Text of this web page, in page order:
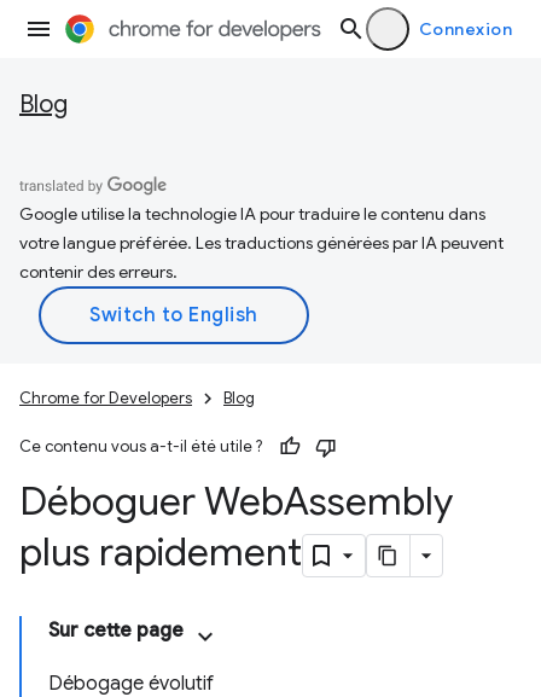
Connexion
Blog
Google utilise la technologie IA pour traduire le contenu dans
votre langue préférée. Les traductions générées par IA peuvent
contenir des erreurs.
Chrome for Developers Blog
Ce contenu vous a-t-il été utile ?
Déboguer WebAssembly
plus rapidement
Sur cette page
Débogage évolutif